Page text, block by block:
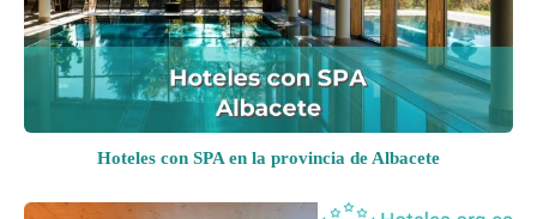
Hoteles con SPA en la provincia de Albacete